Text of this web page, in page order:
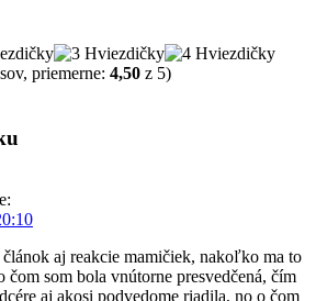
priemerne: 4,50 z 5)
aj reakcie mamičiek, nakoľko ma to
čom som bola vnútorne presvedčená, čím
aj akosi podvedome riadila, no o čom